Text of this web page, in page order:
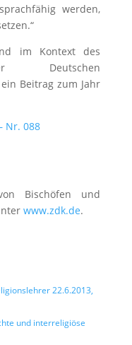
werden,
im Kontext des
Deutschen
Beitrag zum Jahr
Nr. 088
Bischöfen und
www.zdk.de.
22.6.2013,
und interreligiöse